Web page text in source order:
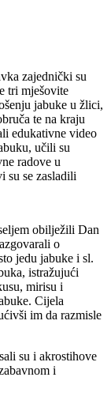
zajednički su
tri mješovite
jabuke u žlici,
te na kraju
edukativne video
učili su
radove u
su se zasladili
obilježili Dan
o
jedu jabuke i sl.
istražujući
mirisu i
Cijela
im da razmisle
su i akrostihove
i